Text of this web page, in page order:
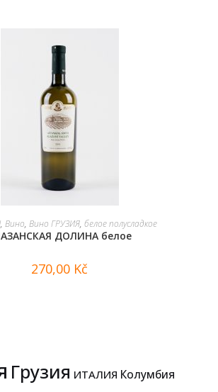
В КОРЗИНУ
, Вино, Вино ГРУЗИЯ, белое полусладкое
ДОЛИНА белое
270,00 Kč
Грузия ИТАЛИЯ Колумбия